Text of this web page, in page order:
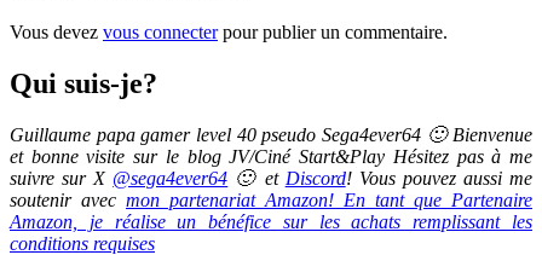
Vous devez vous connecterpour publier un commentaire.
Qui suis-je?
Guillaume papa gamer level 40 pseudo Sega4ever64 🙂 Bienvenue
et bonne visite sur le blog JV/Ciné Start&Play Hésitez pas à me
suivre sur X @sega4ever64 🙂 et Discord! Vous pouvez aussi me
soutenir avec mon partenariat Amazon! En tant que Partenaire
Amazon, je réalise un bénéfice sur les achats remplissant les
conditions requises